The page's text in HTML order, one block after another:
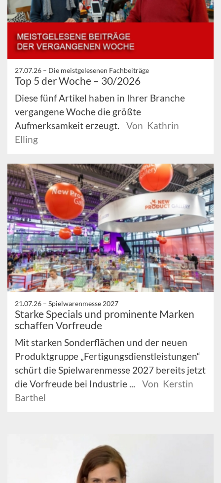
27.07.26 – Die meistgelesenen Fachbeiträge
Top 5 der Woche – 30/2026
Diese fünf Artikel haben in Ihrer Branche
vergangene Woche die größte
Aufmerksamkeit erzeugt.
Von Kathrin
Elling
21.07.26 – Spielwarenmesse 2027
Starke Specials und prominente Marken
schaffen Vorfreude
Mit starken Sonderflächen und der neuen
Produktgruppe „Fertigungsdienstleistungen“
schürt die Spielwarenmesse 2027 bereits jetzt
die Vorfreude bei Industrie ...
Von Kerstin
Barthel